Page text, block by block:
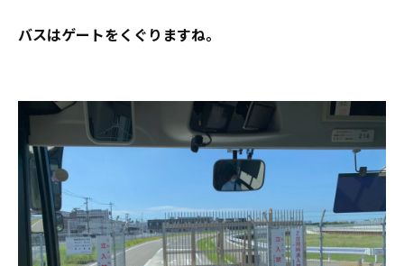
バスはゲートをくぐりますね。